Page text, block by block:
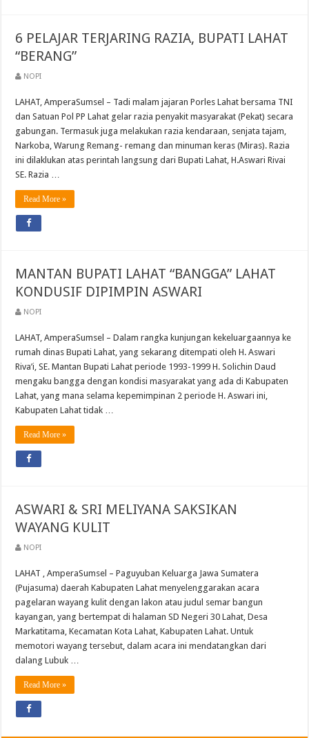
6 PELAJAR TERJARING RAZIA, BUPATI LAHAT
“BERANG”
NOPI
LAHAT, AmperaSumsel – Tadi malam jajaran Porles Lahat bersama TNI
dan Satuan Pol PP Lahat gelar razia penyakit masyarakat (Pekat) secara
gabungan. Termasuk juga melakukan razia kendaraan, senjata tajam,
Narkoba, Warung Remang- remang dan minuman keras (Miras). Razia
ini dilaklukan atas perintah langsung dari Bupati Lahat, H.Aswari Rivai
SE. Razia …
Read More »
MANTAN BUPATI LAHAT “BANGGA” LAHAT
KONDUSIF DIPIMPIN ASWARI
NOPI
LAHAT, AmperaSumsel – Dalam rangka kunjungan kekeluargaannya ke
rumah dinas Bupati Lahat, yang sekarang ditempati oleh H. Aswari
Riva’i, SE. Mantan Bupati Lahat periode 1993-1999 H. Solichin Daud
mengaku bangga dengan kondisi masyarakat yang ada di Kabupaten
Lahat, yang mana selama kepemimpinan 2 periode H. Aswari ini,
Kabupaten Lahat tidak …
Read More »
ASWARI & SRI MELIYANA SAKSIKAN
WAYANG KULIT
NOPI
LAHAT , AmperaSumsel – Paguyuban Keluarga Jawa Sumatera
(Pujasuma) daerah Kabupaten Lahat menyelenggarakan acara
pagelaran wayang kulit dengan lakon atau judul semar bangun
kayangan, yang bertempat di halaman SD Negeri 30 Lahat, Desa
Markatitama, Kecamatan Kota Lahat, Kabupaten Lahat. Untuk
memotori wayang tersebut, dalam acara ini mendatangkan dari
dalang Lubuk …
Read More »